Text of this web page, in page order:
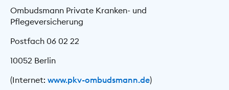
Ombudsmann Private Kranken- und
Pflegeversicherung
Postfach 06 02 22
10052 Berlin
(Internet: www.pkv-ombudsmann.de)